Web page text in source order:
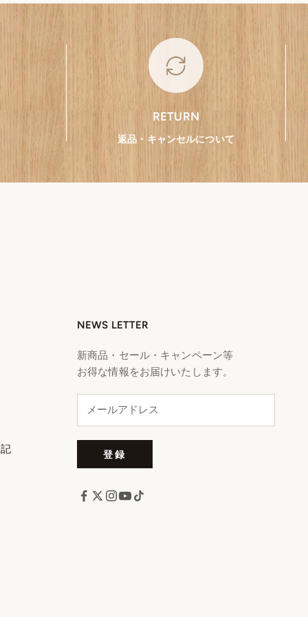
RETURN
返品・キャンセルについて
NEWS LETTER
新商品・セール・キャンペーン等
お得な情報をお届けいたします。
登録